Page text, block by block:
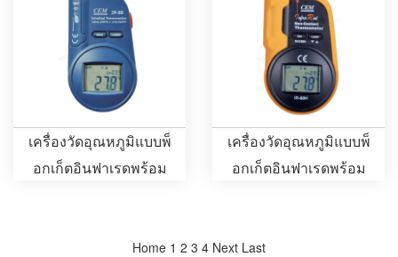
เครื่องวัดอุณหภูมิแบบพ็
อกเก็ตอินฟาเรดพร้อม
เครื่องวัดอุณหภูมิแบบพ็
อกเก็ตอินฟาเรดพร้อม
Home 1 2 3 4 Next Last